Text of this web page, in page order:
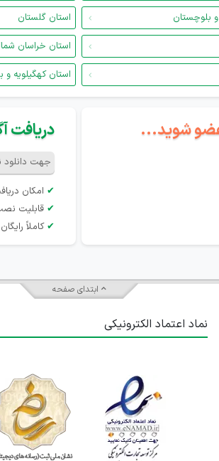
بلوچستان استان گلستان
استان خراسان
استان کهگیلویه و
عضو شوید... دریافت
جهت دانلود
✔ امکان
✔ قابلیت
✔ کاملاً رایگان
ابتدای صفحه
نماد اعتماد الکترونیکی